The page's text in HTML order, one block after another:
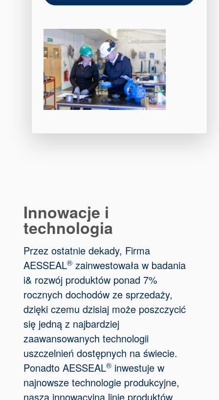
Innowacje i
technologia
Przez ostatnie dekady, Firma
AESSEAL® zainwestowała w badania
i& rozwój produktów ponad 7%
rocznych dochodów ze sprzedaży,
dzięki czemu dzisiaj może poszczycić
się jedną z najbardziej
zaawansowanych technologii
uszczelnień dostępnych na świecie.
Ponadto AESSEAL® inwestuje w
najnowsze technologie produkcyjne,
naszą innowacyjną linię produktów